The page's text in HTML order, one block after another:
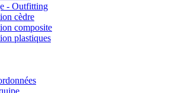
- Outfitting
cèdre
composite
plastiques